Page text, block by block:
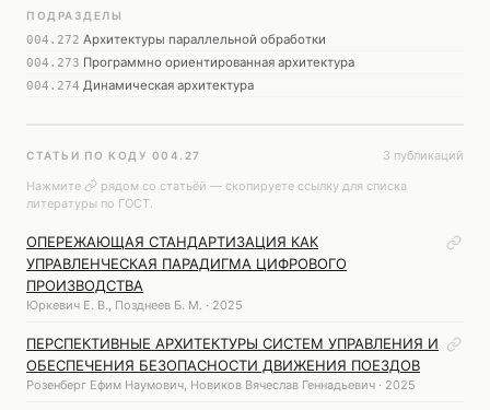
ПОДРАЗДЕЛЫ
004.272 Архитектуры параллельной обработки
004.273 Программно ориентированная архитектура
004.274 Динамическая архитектура
СТАТЬИ ПО КОДУ 004.27
3 публикаций
Нажмите
рядом со статьёй — скопируете ссылку для списка
литературы по ГОСТ.
ОПЕРЕЖАЮЩАЯ СТАНДАРТИЗАЦИЯ КАК
УПРАВЛЕНЧЕСКАЯ ПАРАДИГМА ЦИФРОВОГО
ПРОИЗВОДСТВА
Юркевич Е. В., Позднеев Б. М. · 2025
ПЕРСПЕКТИВНЫЕ АРХИТЕКТУРЫ СИСТЕМ УПРАВЛЕНИЯ И
ОБЕСПЕЧЕНИЯ БЕЗОПАСНОСТИ ДВИЖЕНИЯ ПОЕЗДОВ
Розенберг Ефим Наумович, Новиков Вячеслав Геннадьевич · 2025